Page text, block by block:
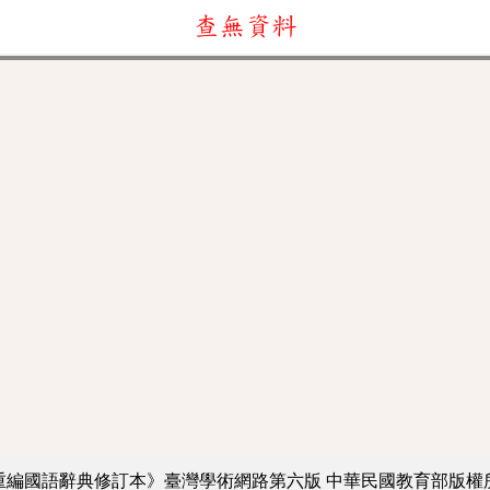
查無資料
編國語辭典修訂本》臺灣學術網路第六版 中華民國教育部版權